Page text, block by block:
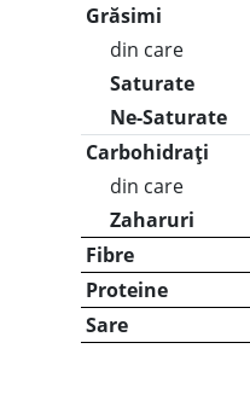
Grăsimi
din care
Saturate
Ne-Saturate
Carbohidrați
din care
Zaharuri
Fibre
Proteine
Sare